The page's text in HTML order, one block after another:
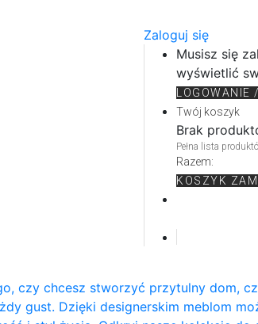
Zaloguj się
Musisz się
wyświetlić
Twój koszyk
Brak
Pełna lista
Razem:
KOSZYK
czy chcesz stworzyć przytulny dom,
gust. Dzięki designerskim meblom